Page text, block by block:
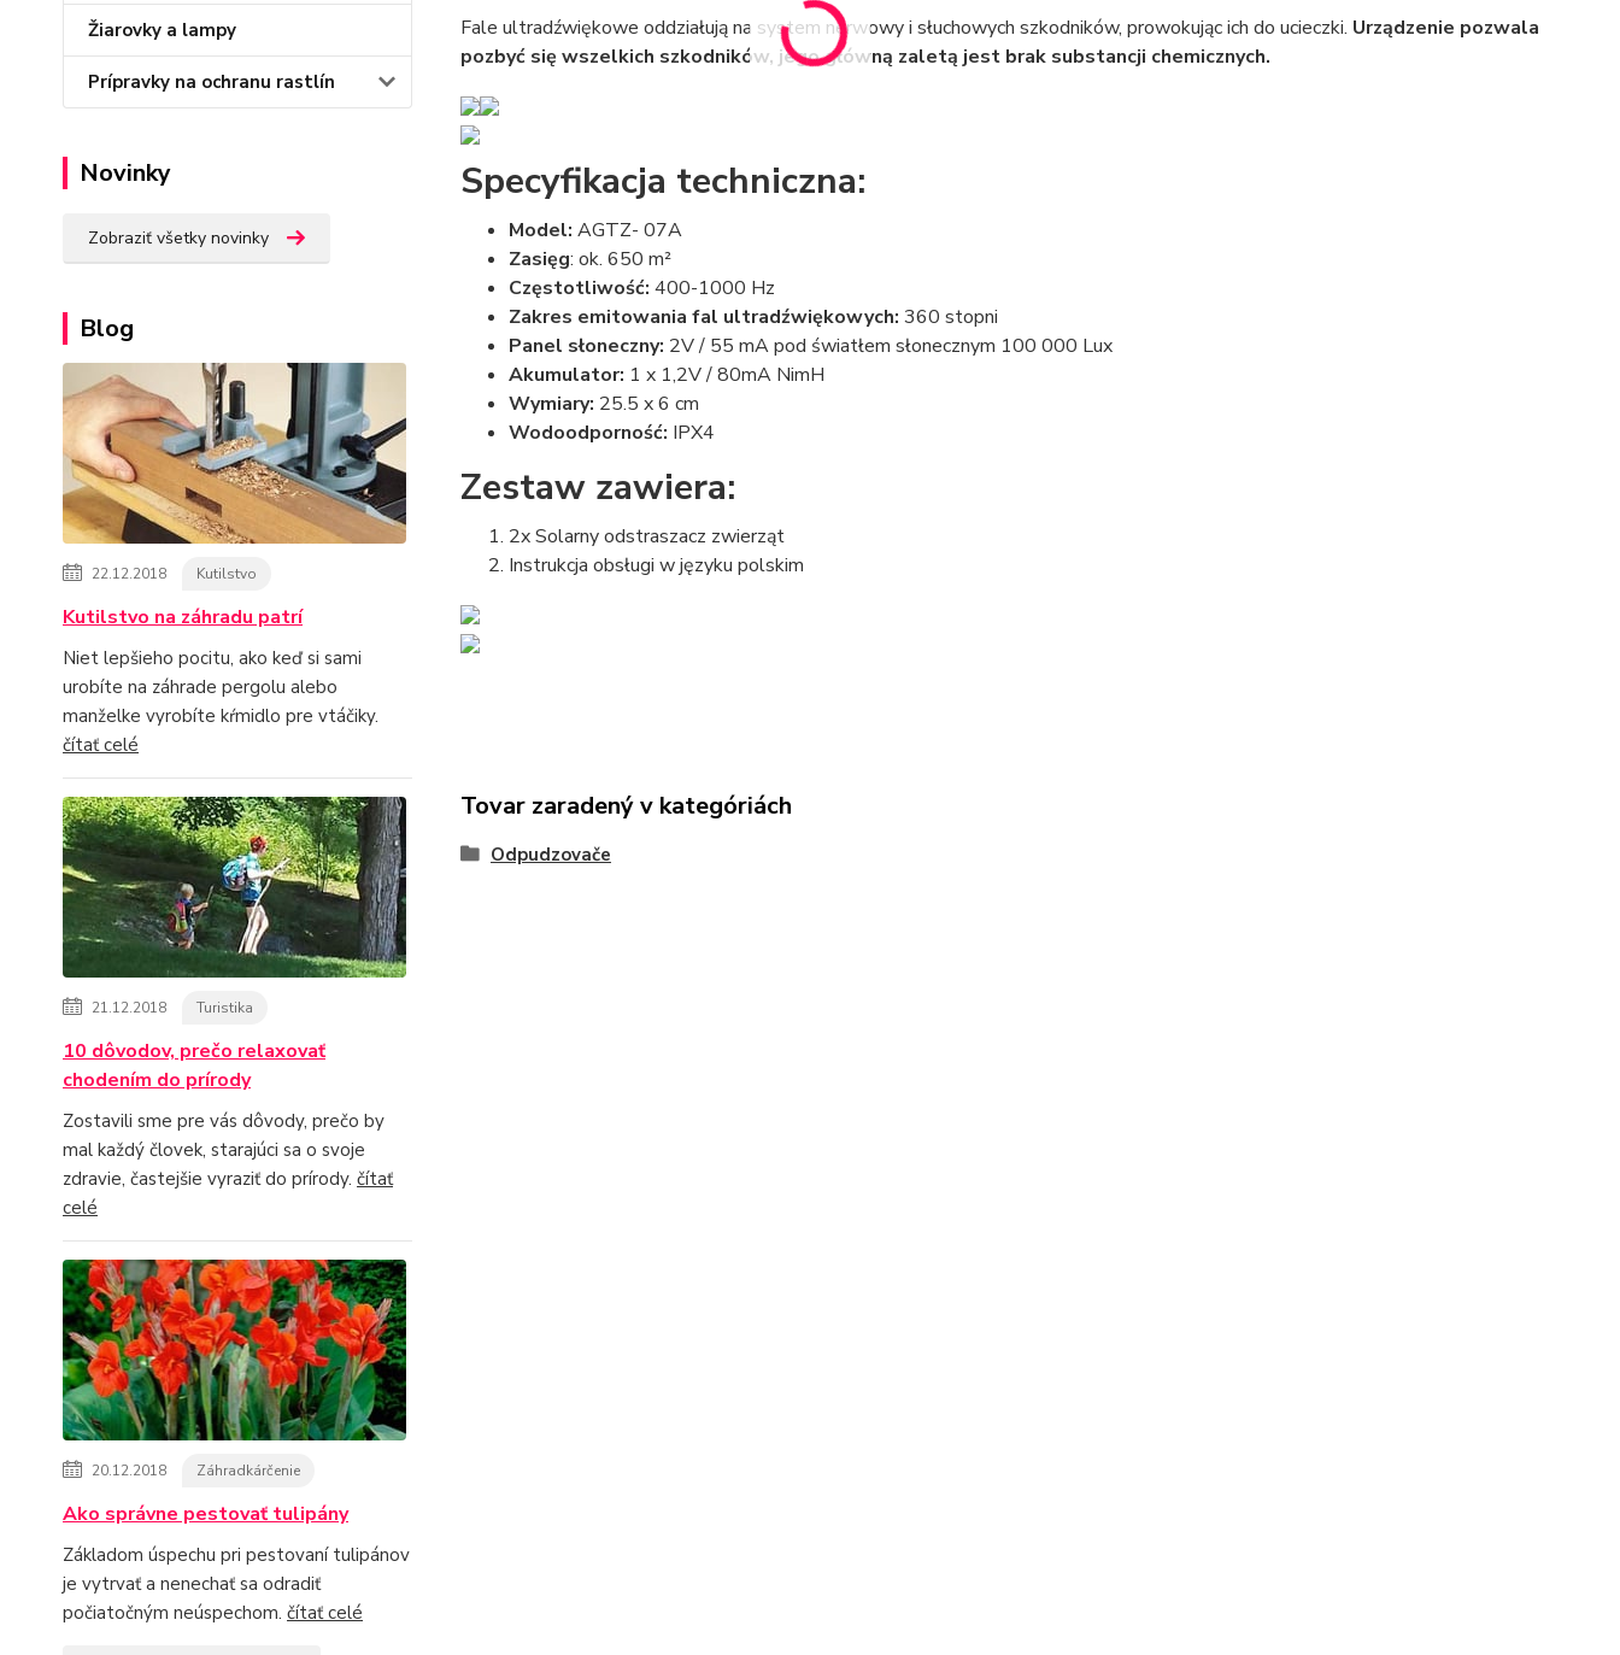
Žiarovky a lampy
Prípravky na ochranu rastlín
Novinky
Zobraziť všetky novinky
Blog
22.12.2018 Kutilstvo
Kutilstvo na záhradu patrí
Niet lepšieho pocitu, ako keď si sami
urobíte na záhrade pergolu alebo
manželke vyrobíte kŕmidlo pre vtáčiky.
čítať celé
21.12.2018 Turistika
10 dôvodov, prečo relaxovať
chodením do prírody
Zostavili sme pre vás dôvody, prečo by
mal každý človek, starajúci sa o svoje
zdravie, častejšie vyraziť do prírody. čítať
celé
20.12.2018 Záhradkárčenie
Ako správne pestovať tulipány
Základom úspechu pri pestovaní tulipánov
je vytrvať a nenechať sa odradiť
počiatočným neúspechom. čítať celé
Fale ultradźwiękowe oddziałują na system nerwowy i słuchowych szkodników, prowokując ich do ucieczki. Urządzenie pozwala
pozbyć się wszelkich szkodników, jego główną zaletą jest brak substancji chemicznych.
Specyfikacja techniczna:
Model: AGTZ- 07A
Zasięg: ok. 650 m²
Częstotliwość: 400-1000 Hz
Zakres emitowania fal ultradźwiękowych: 360 stopni
Panel słoneczny: 2V / 55 mA pod światłem słonecznym 100 000 Lux
Akumulator: 1 x 1,2V / 80mA NimH
Wymiary: 25.5 x 6 cm
Wodoodporność: IPX4
Zestaw zawiera:
2x Solarny odstraszacz zwierząt
Instrukcja obsługi w języku polskim
Tovar zaradený v kategóriách
Odpudzovače